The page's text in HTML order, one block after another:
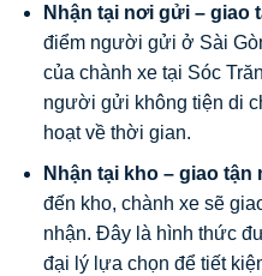
Nhận tại nơi gửi – giao
điểm người gửi ở Sài
của chành xe tại Sóc
người gửi không tiện di
hoạt về thời gian.
Nhận tại kho – giao tận
đến kho, chành xe sẽ
nhận. Đây là hình thức
đại lý lựa chọn để tiết